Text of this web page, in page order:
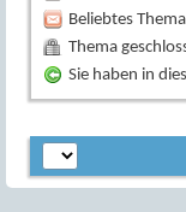
Beliebtes
Thema
Sie haben in